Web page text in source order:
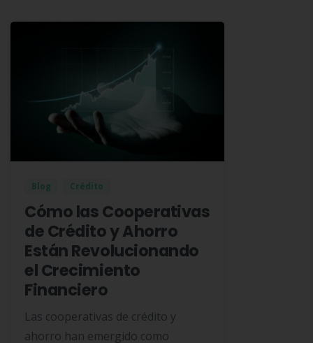
Blog Crédito
Cómo las Cooperativas
de Crédito y Ahorro
Están Revolucionando
el Crecimiento
Financiero
Las cooperativas de crédito y
ahorro han emergido como